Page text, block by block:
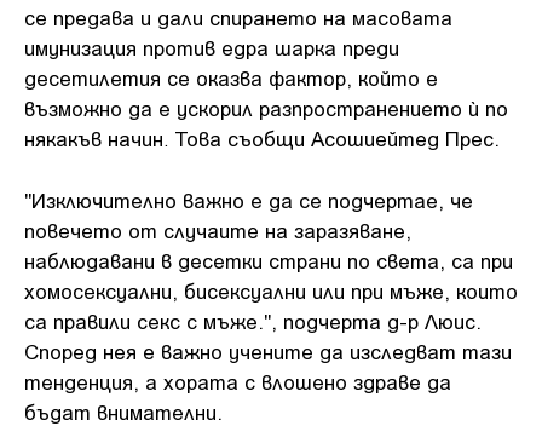
се предава и дали спирането на масовата
имунизация против едра шарка преди
десетилетия се оказва фактор, който е
възможно да е ускорил разпространението ѝ по
някакъв начин. Това съобщи Асошиейтед Прес.
"Изключително важно е да се подчертае, че
повечето от случаите на заразяване,
наблюдавани в десетки страни по света, са при
хомосексуални, бисексуални или при мъже, които
са правили секс с мъже.", подчерта д-р Люис.
Според нея е важно учените да изследват тази
тенденция, а хората с влошено здраве да
бъдат внимателни.